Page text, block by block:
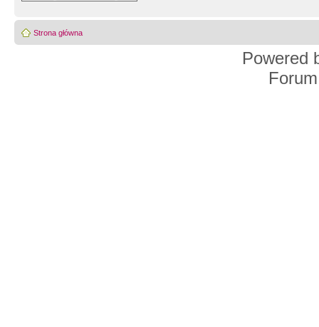
Strona główna
Powered